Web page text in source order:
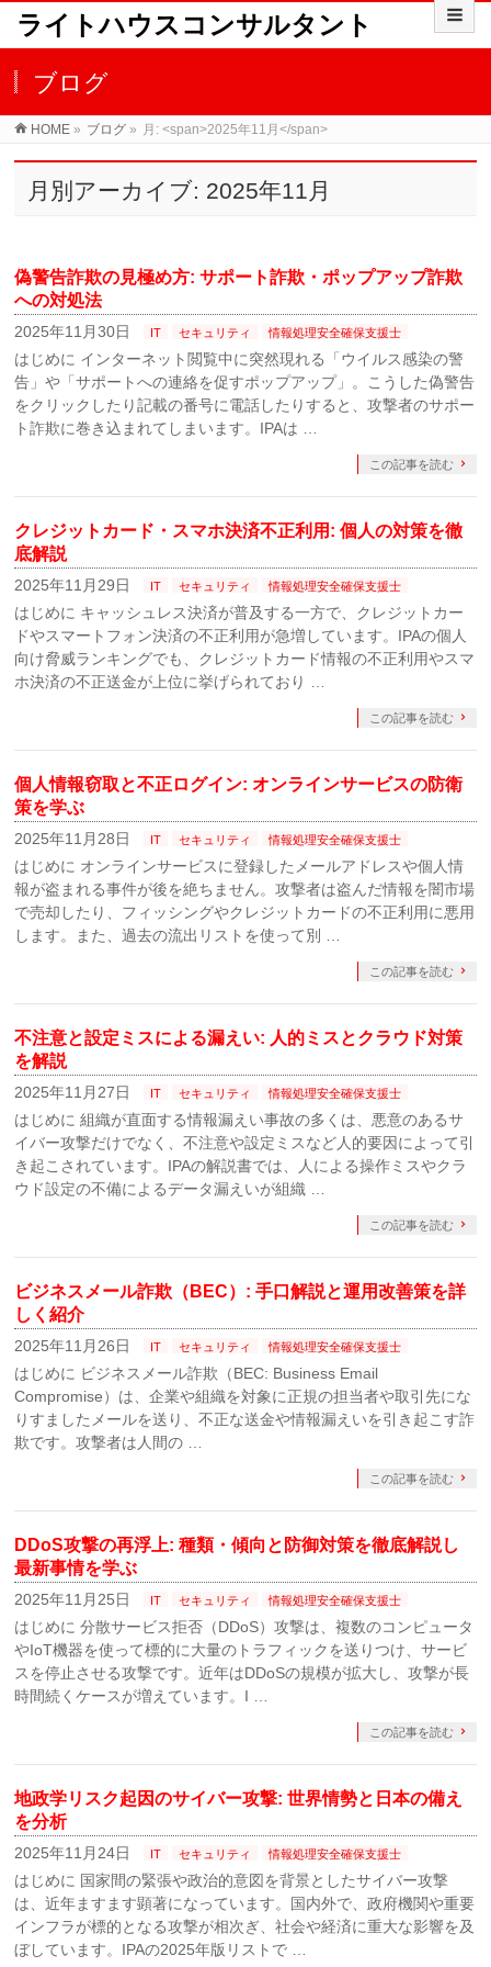
ライトハウスコンサルタント
ブログ
HOME » ブログ » 月: <span>2025年11月</span>
月別アーカイブ: 2025年11月
偽警告詐欺の見極め方: サポート詐欺・ポップアップ詐欺
への対処法
2025年11月30日 IT セキュリティ 情報処理安全確保支援士
はじめに インターネット閲覧中に突然現れる「ウイルス感染の警
告」や「サポートへの連絡を促すポップアップ」。こうした偽警告
をクリックしたり記載の番号に電話したりすると、攻撃者のサポー
ト詐欺に巻き込まれてしまいます。IPAは …
この記事を読む
クレジットカード・スマホ決済不正利用: 個人の対策を徹
底解説
2025年11月29日 IT セキュリティ 情報処理安全確保支援士
はじめに キャッシュレス決済が普及する一方で、クレジットカー
ドやスマートフォン決済の不正利用が急増しています。IPAの個人
向け脅威ランキングでも、クレジットカード情報の不正利用やスマ
ホ決済の不正送金が上位に挙げられており …
この記事を読む
個人情報窃取と不正ログイン: オンラインサービスの防衛
策を学ぶ
2025年11月28日 IT セキュリティ 情報処理安全確保支援士
はじめに オンラインサービスに登録したメールアドレスや個人情
報が盗まれる事件が後を絶ちません。攻撃者は盗んだ情報を闇市場
で売却したり、フィッシングやクレジットカードの不正利用に悪用
します。また、過去の流出リストを使って別 …
この記事を読む
不注意と設定ミスによる漏えい: 人的ミスとクラウド対策
を解説
2025年11月27日 IT セキュリティ 情報処理安全確保支援士
はじめに 組織が直面する情報漏えい事故の多くは、悪意のあるサ
イバー攻撃だけでなく、不注意や設定ミスなど人的要因によって引
き起こされています。IPAの解説書では、人による操作ミスやクラ
ウド設定の不備によるデータ漏えいが組織 …
この記事を読む
ビジネスメール詐欺（BEC）: 手口解説と運用改善策を詳
しく紹介
2025年11月26日 IT セキュリティ 情報処理安全確保支援士
はじめに ビジネスメール詐欺（BEC: Business Email
Compromise）は、企業や組織を対象に正規の担当者や取引先にな
りすましたメールを送り、不正な送金や情報漏えいを引き起こす詐
欺です。攻撃者は人間の …
この記事を読む
DDoS攻撃の再浮上: 種類・傾向と防御対策を徹底解説し
最新事情を学ぶ
2025年11月25日 IT セキュリティ 情報処理安全確保支援士
はじめに 分散サービス拒否（DDoS）攻撃は、複数のコンピュータ
やIoT機器を使って標的に大量のトラフィックを送りつけ、サービ
スを停止させる攻撃です。近年はDDoSの規模が拡大し、攻撃が長
時間続くケースが増えています。I …
この記事を読む
地政学リスク起因のサイバー攻撃: 世界情勢と日本の備え
を分析
2025年11月24日 IT セキュリティ 情報処理安全確保支援士
はじめに 国家間の緊張や政治的意図を背景としたサイバー攻撃
は、近年ますます顕著になっています。国内外で、政府機関や重要
インフラが標的となる攻撃が相次ぎ、社会や経済に重大な影響を及
ぼしています。IPAの2025年版リストで …